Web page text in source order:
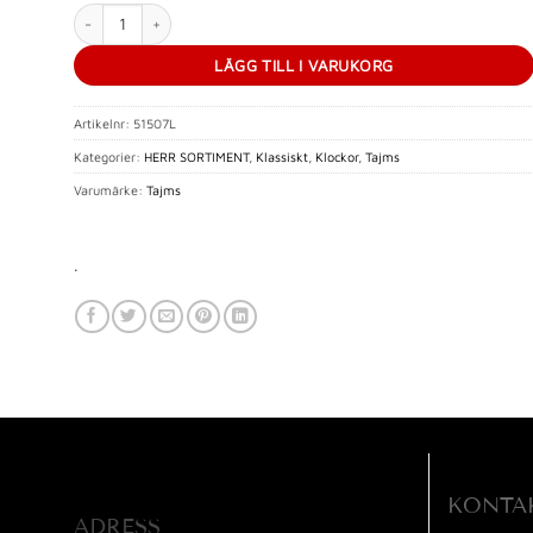
Tajms Klassiskt 38 mm mängd
LÄGG TILL I VARUKORG
Artikelnr: 51507L
Kategorier: HERR SORTIMENT, Klassiskt Klockor, Tajms
Varumärke: Tajms
.
ADRESS